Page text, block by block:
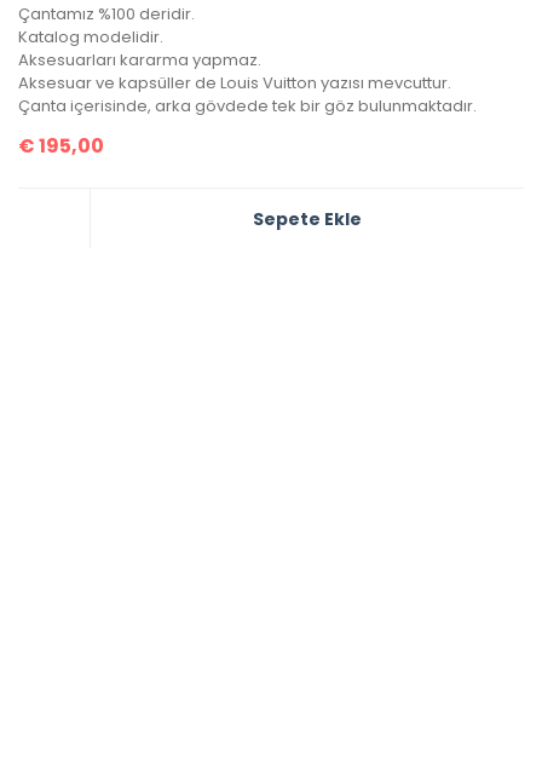
Çantamız %100 deridir.
Katalog modelidir.
Aksesuarları kararma yapmaz.
Aksesuar ve kapsüller de Louis Vuitton yazısı mevcuttur.
Çanta içerisinde, arka gövdede tek bir göz bulunmaktadır.
€195,00
Sepete Ekle